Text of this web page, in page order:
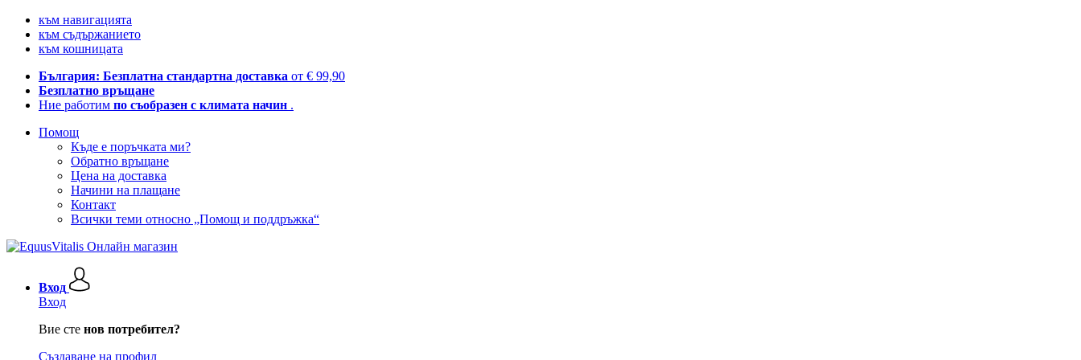
към навигацията
към съдържанието
към кошницата
България: Безплатна стандартна доставка от € 99,90
Безплатно връщане
Ние работим по съобразен с климата начин .
Помощ
Къде е поръчката ми?
Обратно връщане
Цена на доставка
Начини на плащане
Контакт
Всички теми относно „Помощ и поддръжка“
Вход
Вход
Вие сте нов потребител?
Създаване на профил